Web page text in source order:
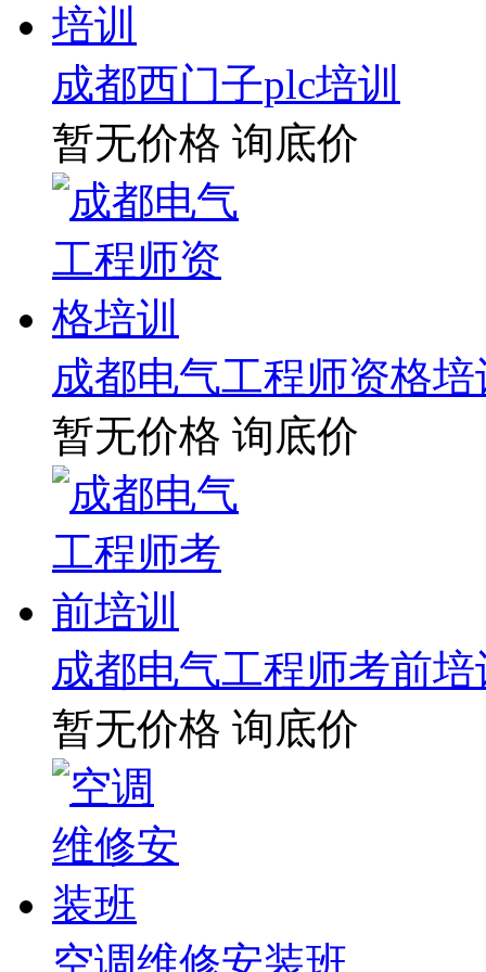
成都西门子plc培训
暂无价格 询底价
成都电气工程师资格培
暂无价格 询底价
成都电气工程师考前培
暂无价格 询底价
空调维修安装班